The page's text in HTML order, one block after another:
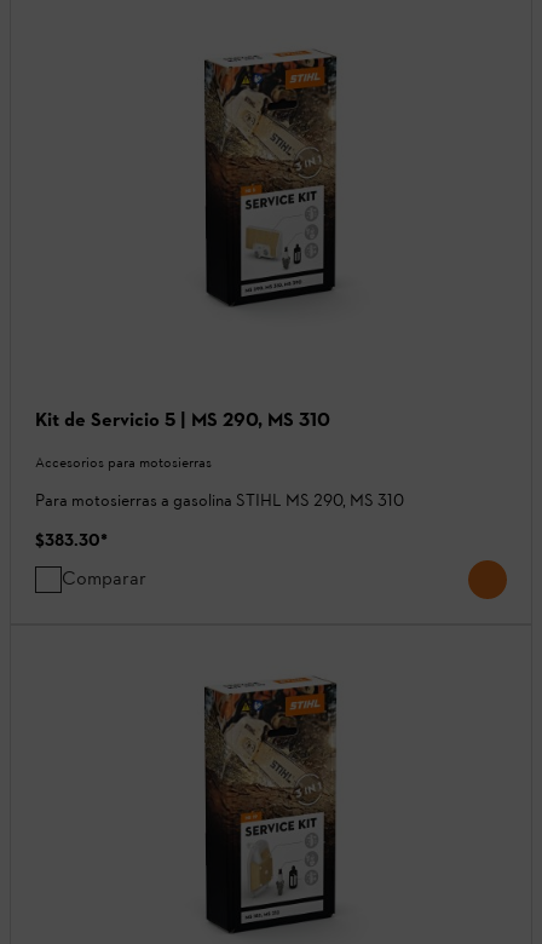
Kit de Servicio 5 | MS 290, MS 310
Accesorios para motosierras
Para motosierras a gasolina STIHL MS 290, MS 310
$383.30*
Comparar